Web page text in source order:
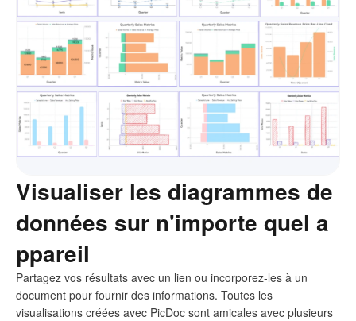
Visualiser les diagrammes de
données sur n'importe quel a
ppareil
Partagez vos résultats avec un lien ou incorporez-les à un
document pour fournir des informations. Toutes les
visualisations créées avec PicDoc sont amicales avec plusieurs